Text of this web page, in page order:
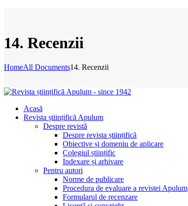
14. Recenzii
HomeAll Documents14. Recenzii
Acasă
Revista științifică Apulum
Despre revistă
Despre revista științifică
Obiective și domeniu de aplicare
Colegiul științific
Indexare și arhivare
Pentru autori
Norme de publicare
Procedura de evaluare a revistei Apulum
Formularul de recenzare